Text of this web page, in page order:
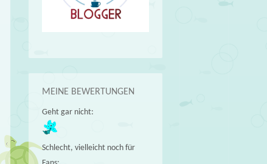
MEINE BEWERTUNGEN
Geht gar nicht:
Schlecht, vielleicht noch für